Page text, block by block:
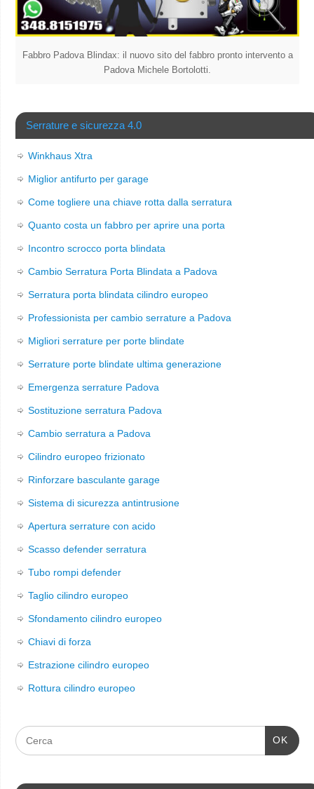
Fabbro Padova Blindax: il nuovo sito del fabbro pronto intervento a
Padova Michele Bortolotti.
Serrature e sicurezza 4.0
Winkhaus Xtra
Miglior antifurto per garage
Come togliere una chiave rotta dalla serratura
Quanto costa un fabbro per aprire una porta
Incontro scrocco porta blindata
Cambio Serratura Porta Blindata a Padova
Serratura porta blindata cilindro europeo
Professionista per cambio serrature a Padova
Migliori serrature per porte blindate
Serrature porte blindate ultima generazione
Emergenza serrature Padova
Sostituzione serratura Padova
Cambio serratura a Padova
Cilindro europeo frizionato
Rinforzare basculante garage
Sistema di sicurezza antintrusione
Apertura serrature con acido
Scasso defender serratura
Tubo rompi defender
Taglio cilindro europeo
Sfondamento cilindro europeo
Chiavi di forza
Estrazione cilindro europeo
Rottura cilindro europeo
OK